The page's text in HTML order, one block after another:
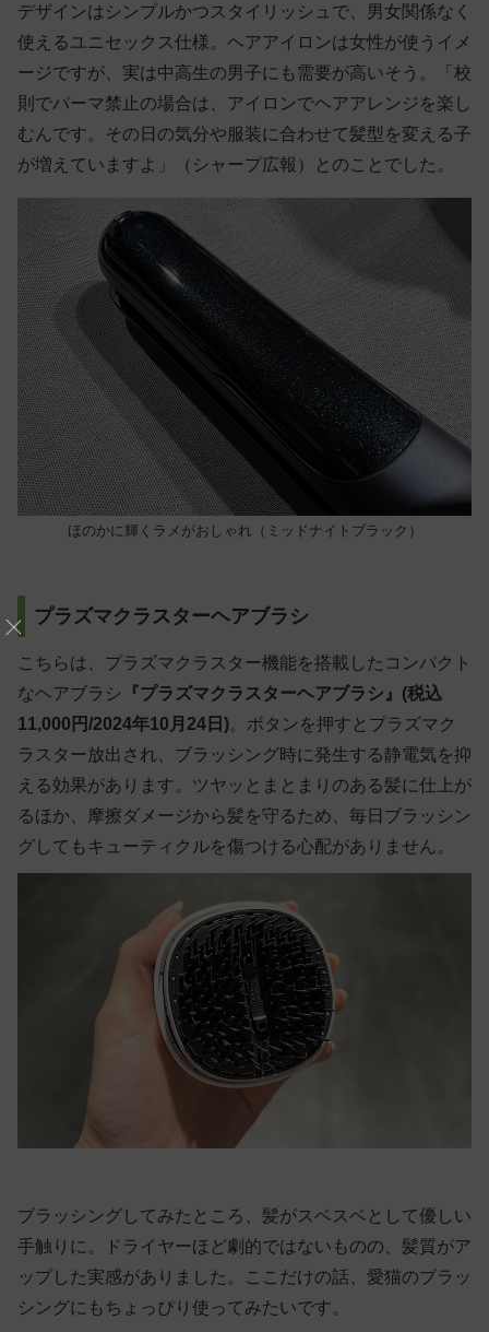
デザインはシンプルかつスタイリッシュで、男女関係なく
使えるユニセックス仕様。ヘアアイロンは女性が使うイメ
ージですが、実は中高生の男子にも需要が高いそう。「校
則でパーマ禁止の場合は、アイロンでヘアアレンジを楽し
むんです。その日の気分や服装に合わせて髪型を変える子
が増えていますよ」（シャープ広報）とのことでした。
ほのかに輝くラメがおしゃれ（ミッドナイトブラック）
プラズマクラスターヘアブラシ
こちらは、プラズマクラスター機能を搭載したコンパクト
なヘアブラシ 『プラズマクラスターヘアブラシ』(税込
11,000円/2024年10月24日)。ボタンを押すとプラズマク
ラスター放出され、ブラッシング時に発生する静電気を抑
える効果があります。ツヤッとまとまりのある髪に仕上が
るほか、摩擦ダメージから髪を守るため、毎日ブラッシン
グしてもキューティクルを傷つける心配がありません。
ブラッシングしてみたところ、髪がスベスベとして優しい
手触りに。ドライヤーほど劇的ではないものの、髪質がア
ップした実感がありました。ここだけの話、愛猫のブラッ
シングにもちょっぴり使ってみたいです。